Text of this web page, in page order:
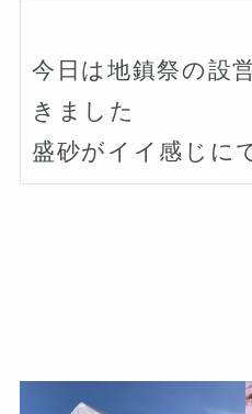
今日は地鎮祭の設
きました️